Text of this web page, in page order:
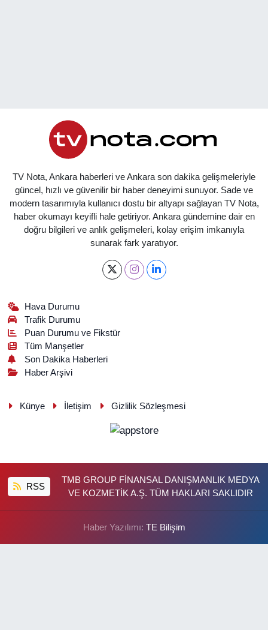
TV Nota, Ankara haberleri ve Ankara son dakika gelişmeleriyle
güncel, hızlı ve güvenilir bir haber deneyimi sunuyor. Sade ve
modern tasarımıyla kullanıcı dostu bir altyapı sağlayan TV Nota,
haber okumayı keyifli hale getiriyor. Ankara gündemine dair en
doğru bilgileri ve anlık gelişmeleri, kolay erişim imkanıyla
sunarak fark yaratıyor.
Hava Durumu
Trafik Durumu
Puan Durumu ve Fikstür
Tüm Manşetler
Son Dakika Haberleri
Haber Arşivi
Künye İletişim Gizlilik Sözleşmesi
RSS
TMB GROUP FİNANSAL DANIŞMANLIK MEDYA
VE KOZMETİK A.Ş. TÜM HAKLARI SAKLIDIR
Haber Yazılımı: TE Bilişim